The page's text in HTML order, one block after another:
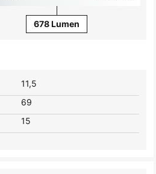
678 Lumen
69
11,5
15